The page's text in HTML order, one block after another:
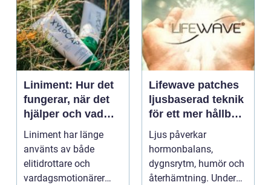
Liniment: Hur det
fungerar, när det
hjälper och vad
man bör tänka på
Liniment har länge
använts av både
elitidrottare och
vardagsmotionärer
Lifewave patches
ljusbaserad teknik
för ett mer hållbart
välbefinnande
Ljus påverkar
hormonbalans,
dygnsrytm, humör och
återhämtning. Under